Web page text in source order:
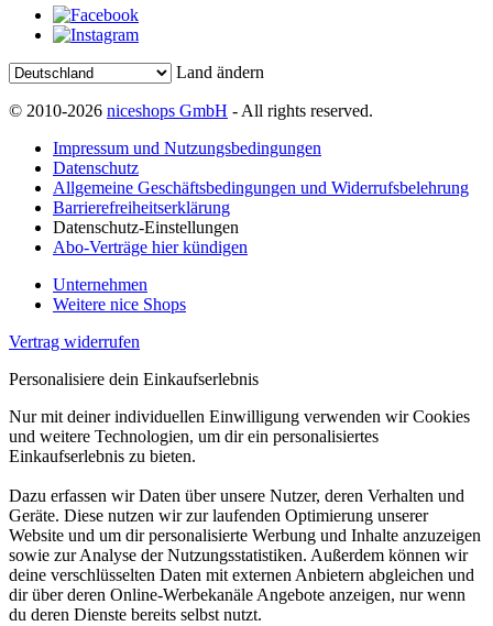
Land ändern
© 2010-2026 niceshops GmbH - All rights reserved.
Impressum und Nutzungsbedingungen
Datenschutz
Allgemeine Geschäftsbedingungen und Widerrufsbelehrung
Barrierefreiheitserklärung
Datenschutz-Einstellungen
Abo-Verträge hier kündigen
Unternehmen
Weitere nice Shops
Vertrag widerrufen
Personalisiere dein Einkaufserlebnis
Nur mit deiner individuellen Einwilligung verwenden wir Cookies
und weitere Technologien, um dir ein personalisiertes
Einkaufserlebnis zu bieten.
Dazu erfassen wir Daten über unsere Nutzer, deren Verhalten und
Geräte. Diese nutzen wir zur laufenden Optimierung unserer
Website und um dir personalisierte Werbung und Inhalte anzuzeigen
sowie zur Analyse der Nutzungsstatistiken. Außerdem können wir
deine verschlüsselten Daten mit externen Anbietern abgleichen und
dir über deren Online-Werbekanäle Angebote anzeigen, nur wenn
du deren Dienste bereits selbst nutzt.